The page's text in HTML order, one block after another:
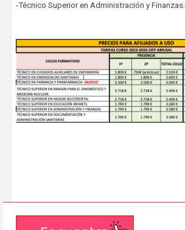
-Técnico Superior en Administración y Finanzas.